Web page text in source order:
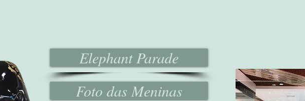
Elephant Parade
Foto das Meninas